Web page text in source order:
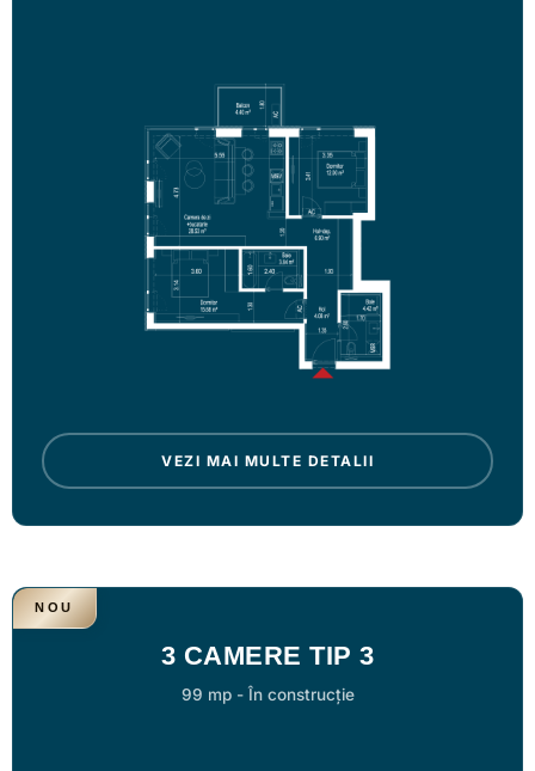
VEZI MAI MULTE DETALII
NOU
3 CAMERE TIP 3
99 mp -În construcție